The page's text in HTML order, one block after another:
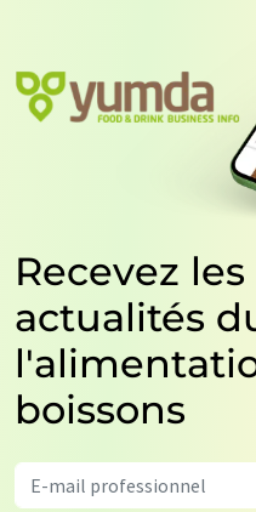
Recevez
actualités
boissons